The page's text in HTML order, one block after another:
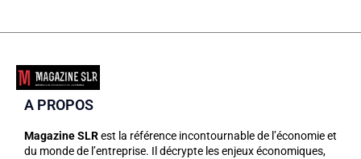
A PROPOS
Magazine SLRest la référence incontournable de l’économie et
du monde de l’entreprise. Il décrypte les enjeux économiques,